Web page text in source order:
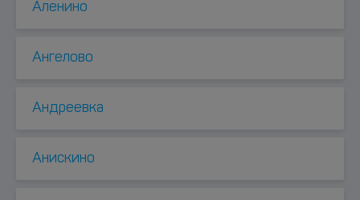
Аленино
Ангелово
Андреевка
Анискино